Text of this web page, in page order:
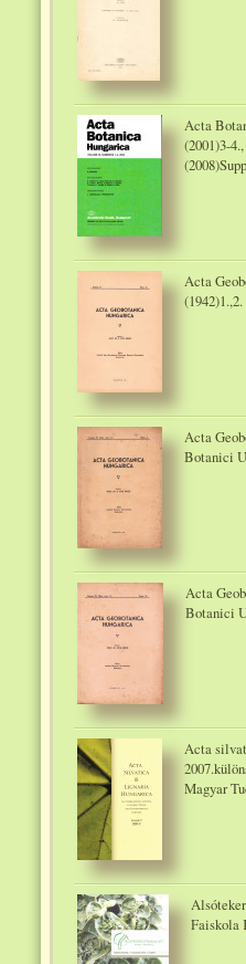
Acta
(2001)3-
Acta
Acta
Botanici
Acta
Botanici
Acta
Magyar
Faiskola